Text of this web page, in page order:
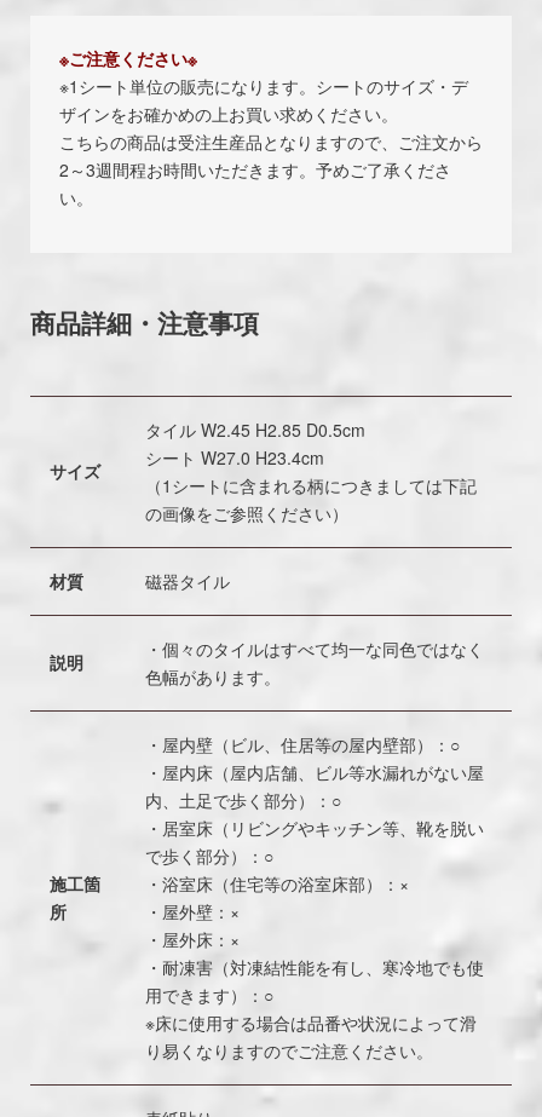
※ご注意ください※
※1シート単位の販売になります。シートのサイズ・デ
ザインをお確かめの上お買い求めください。
こちらの商品は受注生産品となりますので、ご注文から
2～3週間程お時間いただきます。予めご了承くださ
い。
商品詳細・注意事項
サイズ
タイル W2.45 H2.85 D0.5cm
シート W27.0 H23.4cm
（1シートに含まれる柄につきましては下記
の画像をご参照ください）
材質 磁器タイル
説明
・個々のタイルはすべて均一な同色ではなく
色幅があります。
施工箇
所
・屋内壁（ビル、住居等の屋内壁部）：○
・屋内床（屋内店舗、ビル等水漏れがない屋
内、土足で歩く部分）：○
・居室床（リビングやキッチン等、靴を脱い
で歩く部分）：○
・浴室床（住宅等の浴室床部）：×
・屋外壁：×
・屋外床：×
・耐凍害（対凍結性能を有し、寒冷地でも使
用できます）：○
※床に使用する場合は品番や状況によって滑
り易くなりますのでご注意ください。